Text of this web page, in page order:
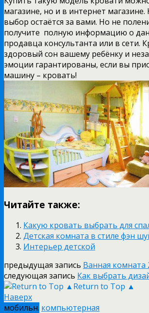
магазине, но и в интернет
выбор остаётся за вами. Но не
получите полную информацию о
продавца консультанта или в сети.
здоровый сон вашему ребёнку и
эмоции гарантированы, если вы
машину – кровать!
Читайте также:
Какую кровать выбрать для
Детская комната в стиле фэн
Интерьер детской
предыдущая запись Ванная комната
следующая запись Как выбрать
Return to Top ▲
Наверх
мобильн. компьютерная